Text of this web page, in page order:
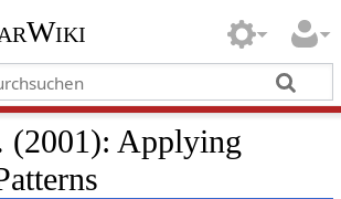
(2001): Applying